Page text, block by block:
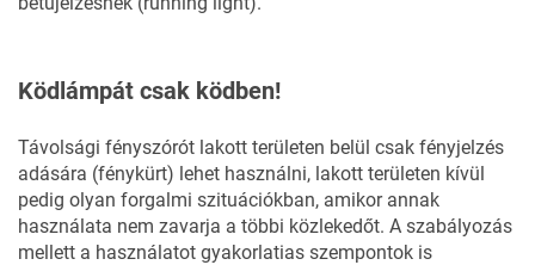
Ködlámpát csak ködben!
Távolsági fényszórót lakott területen belül csak fényjelzés
adására (fénykürt) lehet használni, lakott területen kívül
pedig olyan forgalmi szituációkban, amikor annak
használata nem zavarja a többi közlekedőt. A szabályozás
mellett a használatot gyakorlatias szempontok is